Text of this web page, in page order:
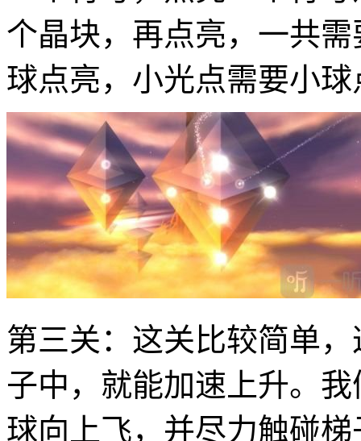
个晶块，再点亮，一共
球点亮，小光点需要小球
第三关：这关比较简单
子中，就能加速上升。
球向上飞，并尽力触碰